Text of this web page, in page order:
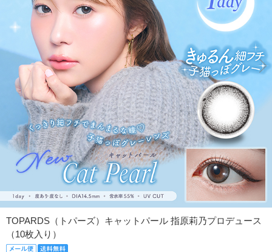
TOPARDS（トパーズ）キャットパール 指原莉乃プロデュース
（10枚入り）